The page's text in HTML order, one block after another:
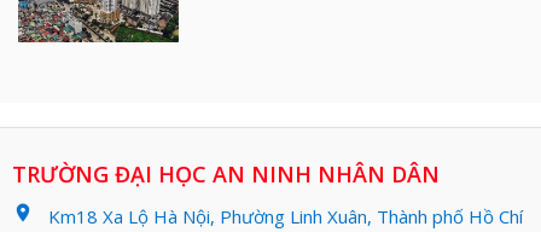
TRƯỜNG ĐẠI HỌC AN NINH NHÂN DÂN
location_on
Km18 Xa Lộ Hà Nội, Phường Linh Xuân, Thành phố Hồ Chí